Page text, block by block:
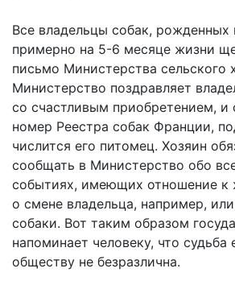
Все владельцы собак,
примерно на 5-6 месяце жизни
письмо Министерства сельского
Министерство поздравляет
со счастливым приобретением,
номер Реестра собак Франции,
числится его питомец. Хозяин
сообщать в Министерство обо
событиях, имеющих отношение
о смене владельца, например,
собаки. Вот таким образом
напоминает человеку, что судьба
обществу не безразлична.